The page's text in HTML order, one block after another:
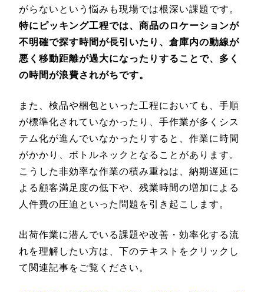
がらないという悩みも現場では根深い課題です。
特にピッキング工程では、商品のロケーションが
不明確で探す時間が長引いたり、倉庫内の動線が
悪く移動距離が過大になったりすることで、多く
の時間が浪費されがちです。
また、検品や梱包といった工程においても、手順
が標準化されていなかったり、手作業が多くシス
テム化が進んでいなかったりすると、作業に時間
がかかり、ボトルネックとなることがあります。
こうした非効率な作業の積み重ねは、納期遅延に
よる顧客満足度の低下や、残業時間の増加による
人件費の圧迫といった問題を引き起こします。
出荷作業に潜んでいる課題や改善・効率化する流
れを理解したい方は、下のテキストをクリックし
て関連記事をご覧ください。